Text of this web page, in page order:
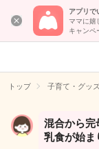
アプリで
ママに嬉
キャンペ
トップ 子育て・グッ
混合から完
乳食が始